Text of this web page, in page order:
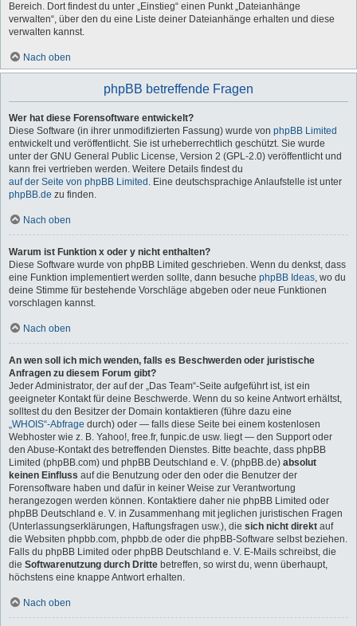
Bereich. Dort findest du unter „Einstieg“ einen Punkt „Dateianhänge
verwalten“, über den du eine Liste deiner Dateianhänge erhalten und diese
verwalten kannst.
Nach oben
phpBB betreffende Fragen
Wer hat diese Forensoftware entwickelt?
Diese Software (in ihrer unmodifizierten Fassung) wurde von phpBB Limited
entwickelt und veröffentlicht. Sie ist urheberrechtlich geschützt. Sie wurde
unter der GNU General Public License, Version 2 (GPL-2.0) veröffentlicht und
kann frei vertrieben werden. Weitere Details findest du
auf der Seite von phpBB Limited . Eine deutschsprachige Anlaufstelle ist unter
phpBB.de zu finden.
Nach oben
Warum ist Funktion x oder y nicht enthalten?
Diese Software wurde von phpBB Limited geschrieben. Wenn du denkst, dass
eine Funktion implementiert werden sollte, dann besuche phpBB Ideas, wo du
deine Stimme für bestehende Vorschläge abgeben oder neue Funktionen
vorschlagen kannst.
Nach oben
An wen soll ich mich wenden, falls es Beschwerden oder juristische
Anfragen zu diesem Forum gibt?
Jeder Administrator, der auf der „Das Team“-Seite aufgeführt ist, ist ein
geeigneter Kontakt für deine Beschwerde. Wenn du so keine Antwort erhältst,
solltest du den Besitzer der Domain kontaktieren (führe dazu eine
„WHOIS“-Abfrage durch) oder — falls diese Seite bei einem kostenlosen
Webhoster wie z. B. Yahoo!, free.fr, funpic.de usw. liegt — den Support oder
den Abuse-Kontakt des betreffenden Dienstes. Bitte beachte, dass phpBB
Limited (phpBB.com) und phpBB Deutschland e. V. (phpBB.de) absolut
keinen Einfluss auf die Benutzung oder den oder die Benutzer der
Forensoftware haben und dafür in keiner Weise zur Verantwortung
herangezogen werden können. Kontaktiere daher nie phpBB Limited oder
phpBB Deutschland e. V. in Zusammenhang mit jeglichen juristischen Fragen
(Unterlassungserklärungen, Haftungsfragen usw.), die sich nicht direkt auf
die Websiten phpbb.com, phpbb.de oder die phpBB-Software selbst beziehen.
Falls du phpBB Limited oder phpBB Deutschland e. V. E-Mails schreibst, die
die Softwarenutzung durch Dritte betreffen, so wirst du, wenn überhaupt,
höchstens eine knappe Antwort erhalten.
Nach oben